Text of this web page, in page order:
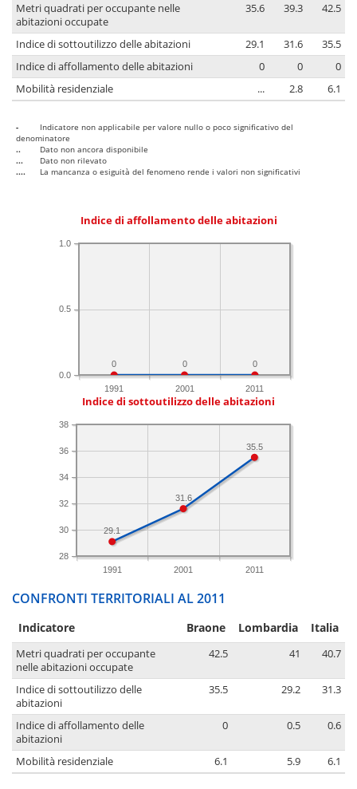
Metri quadrati per occupante nelle
abitazioni occupate
35.6 39.3 42.5
Indice di sottoutilizzo delle abitazioni 29.1 31.6
35.5
Indice di affollamento delle abitazioni
0 0
0
Mobilità residenziale
... 2.8 6.1
-
Indicatore non applicabile per valore nullo o poco significativo del
denominatore
..
Dato non ancora disponibile
...
Dato non rilevato
....
La mancanza o esiguità del fenomeno rende i valori non significativi
Indice di affollamento delle abitazioni
1991 2001 2011
0.0
0.5
1.0
0
0
0
Indice di sottoutilizzo delle abitazioni
1991 2001 2011
28
30
32
34
36
38
35.5
31.6
29.1
CONFRONTI TERRITORIALI AL 2011
Indicatore Braone Lombardia Italia
Metri quadrati per occupante
nelle abitazioni occupate
42.5 41 40.7
Indice di sottoutilizzo delle
abitazioni
35.5 29.2 31.3
Indice di affollamento delle
abitazioni
0 0.5 0.6
Mobilità residenziale 6.1 5.9 6.1